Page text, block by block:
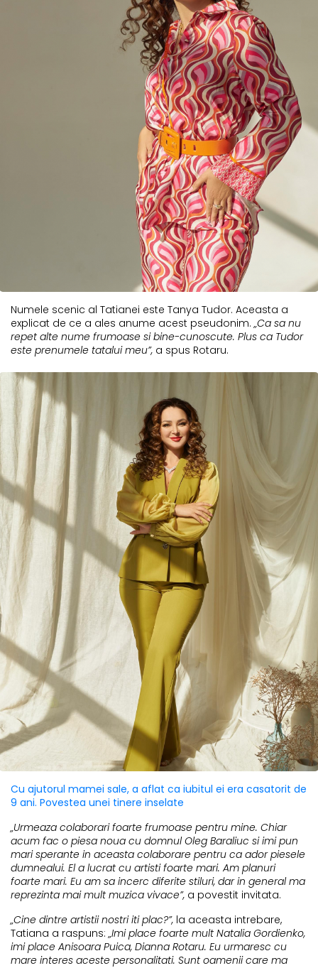
Numele scenic al Tatianei este Tanya Tudor. Aceasta a
explicat de ce a ales anume acest pseudonim. „Ca sa nu
repet alte nume frumoase si bine-cunoscute. Plus ca Tudor
este prenumele tatalui meu”, a spus Rotaru.
Cu ajutorul mamei sale, a aflat ca iubitul ei era casatorit de
9 ani. Povestea unei tinere inselate
„Urmeaza colaborari foarte frumoase pentru mine. Chiar
acum fac o piesa noua cu domnul Oleg Baraliuc si imi pun
mari sperante in aceasta colaborare pentru ca ador piesele
dumnealui. El a lucrat cu artisti foarte mari. Am planuri
foarte mari. Eu am sa incerc diferite stiluri, dar in general ma
reprezinta mai mult muzica vivace”, a povestit invitata.
„Cine dintre artistii nostri iti plac?”, la aceasta intrebare,
Tatiana a raspuns: „Imi place foarte mult Natalia Gordienko,
imi place Anisoara Puica, Dianna Rotaru. Eu urmaresc cu
mare interes aceste personalitati. Sunt oamenii care ma